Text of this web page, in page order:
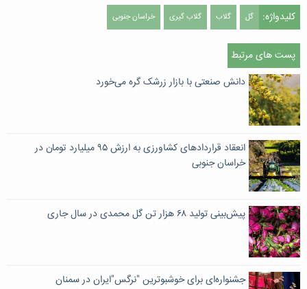
کلیدواژه: گل گلاب گلاب گیری خراسان جنوبی
پست های مرتبط
دانش صنعتی با بازار زرشک گره می‌خورد
انعقاد قراردادهای کشاورزی به ارزش ۹۵ میلیارد تومان در
خراسان جنوبی
پیش‌بینی تولید ۶۸ هزار تن گل محمدی در سال جاری
جشنواره‌ای برای خوشبوترین "نرگس"ایران در سمنان